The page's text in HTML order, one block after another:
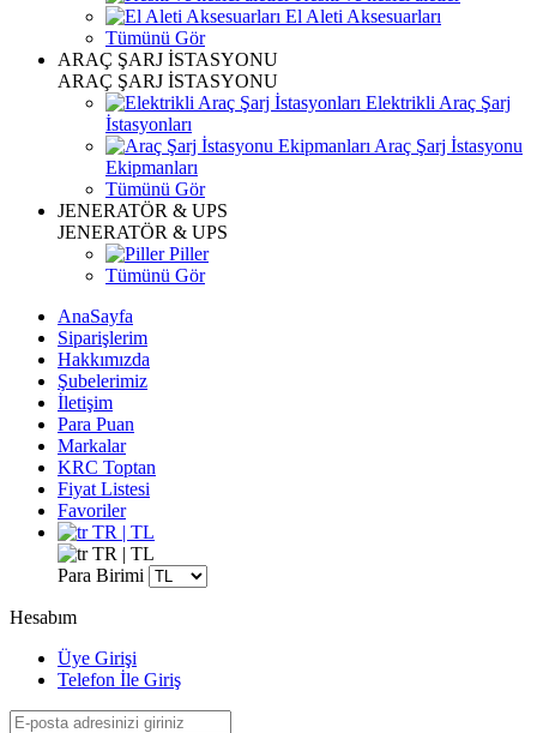
El Aleti Aksesuarları
Tümünü Gör
ARAÇ ŞARJ İSTASYONU
ARAÇ ŞARJ İSTASYONU
Elektrikli Araç Şarj
İstasyonları
Araç Şarj İstasyonu
Ekipmanları
Tümünü Gör
JENERATÖR & UPS
JENERATÖR & UPS
Piller
Tümünü Gör
AnaSayfa
Siparişlerim
Hakkımızda
Şubelerimiz
İletişim
Para Puan
Markalar
KRC Toptan
Fiyat Listesi
Favoriler
TR | TL
TR | TL
Para Birimi
Hesabım
Üye Girişi
Telefon İle Giriş